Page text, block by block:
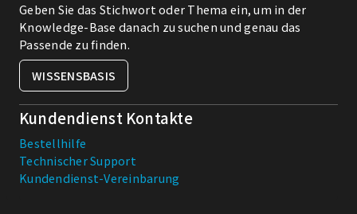
Geben Sie das Stichwort oder Thema ein, um in der
Knowledge-Base danach zu suchen und genau das
Passende zu finden.
WISSENSBASIS
Kundendienst Kontakte
Bestellhilfe
Technischer Support
Kundendienst-Vereinbarung